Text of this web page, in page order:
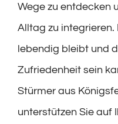
Wege zu entdecken
Alltag zu
lebendig bleibt und
Zufriedenheit sein
Stürmer aus
unterstützen Sie auf